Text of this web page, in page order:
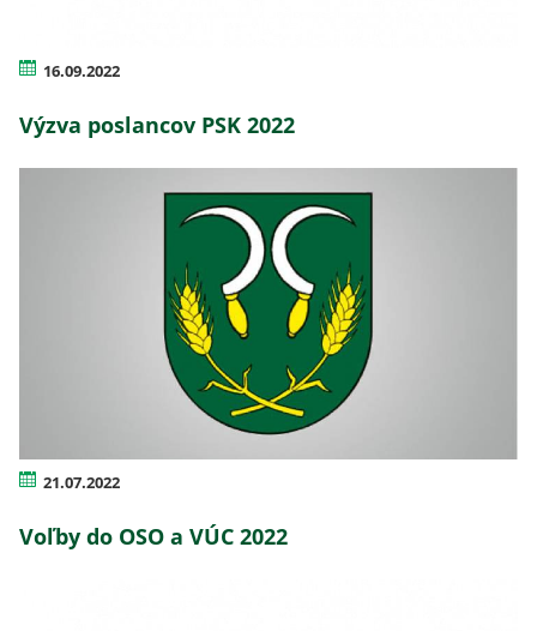
16.09.2022
Výzva poslancov PSK 2022
21.07.2022
Voľby do OSO a VÚC 2022